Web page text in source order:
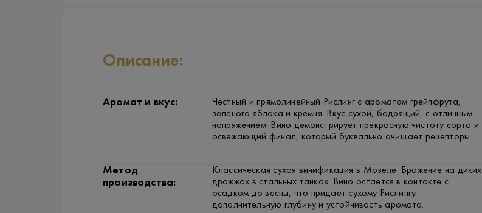
Описание:
Аромат и вкус:
Честный и прямолинейный Рислинг с ароматом грейпфрута,
зеленого яблока и кремня. Вкус сухой, бодрящий, с отличным
напряжением. Вино демонстрирует прекрасную чистоту сорта и
освежающий финал, который буквально очищает рецепторы.
Метод
производства:
Классическая сухая винификация в Мозеле. Брожение на диких
дрожжах в стальных танках. Вино остается в контакте с
осадком до весны, что придает сухому Рислингу
дополнительную глубину и устойчивость аромата.